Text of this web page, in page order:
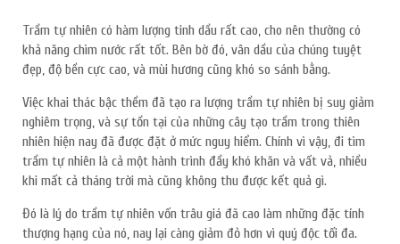
Trầm tự nhiên có hàm lượng tinh dầu rất cao, cho nên thường có
khả năng chìm nước rất tốt. Bên bờ đó, vân dầu của chúng tuyệt
đẹp, độ bền cực cao, và mùi hương cũng khó so sánh bằng.
Việc khai thác bậc thềm đã tạo ra lượng trầm tự nhiên bị suy giảm
nghiêm trọng, và sự tồn tại của những cây tạo trầm trong thiên
nhiên hiện nay đã được đặt ở mức nguy hiểm. Chính vì vậy, đi tìm
trầm tự nhiên là cả một hành trình đầy khó khăn và vất vả, nhiều
khi mất cả tháng trời mà cũng không thu được kết quả gì.
Đó là lý do trầm tự nhiên vốn trâu giá đã cao làm những đặc tính
thượng hạng của nó, nay lại càng giảm đỏ hơn vì quý độc tối đa.